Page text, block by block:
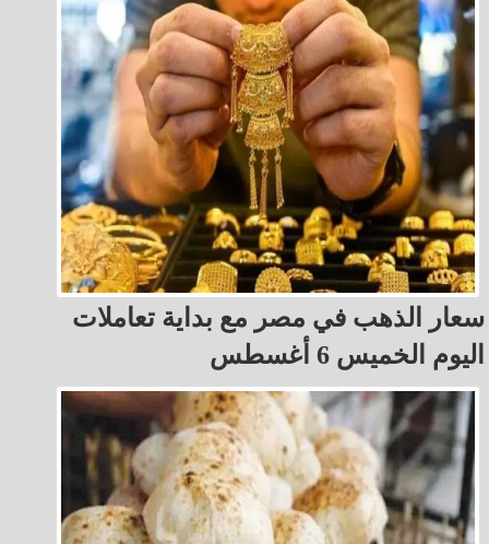
سعار الذهب في مصر مع بداية تعاملات
اليوم الخميس 6 أغسطس